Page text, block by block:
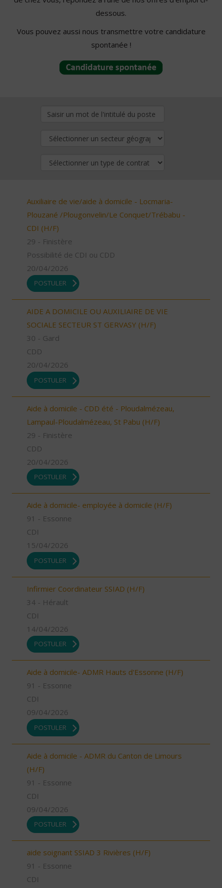
dessous.
Vous pouvez aussi nous transmettre votre candidature
spontanée !
Auxiliaire de vie/aide à domicile - Locmaria-
Plouzané /Plougonvelin/Le Conquet/Trébabu -
CDI (H/F)
29 - Finistère
Possibilité de CDI ou CDD
20/04/2026
POSTULER
AIDE A DOMICILE OU AUXILIAIRE DE VIE
SOCIALE SECTEUR ST GERVASY (H/F)
30 - Gard
CDD
20/04/2026
POSTULER
Aide à domicile - CDD été - Ploudalmézeau,
Lampaul-Ploudalmézeau, St Pabu (H/F)
29 - Finistère
CDD
20/04/2026
POSTULER
Aide à domicile- employée à domicile (H/F)
91 - Essonne
CDI
15/04/2026
POSTULER
Infirmier Coordinateur SSIAD (H/F)
34 - Hérault
CDI
14/04/2026
POSTULER
Aide à domicile- ADMR Hauts d'Essonne (H/F)
91 - Essonne
CDI
09/04/2026
POSTULER
Aide à domicile - ADMR du Canton de Limours
(H/F)
91 - Essonne
CDI
09/04/2026
POSTULER
aide soignant SSIAD 3 Rivières (H/F)
91 - Essonne
CDI